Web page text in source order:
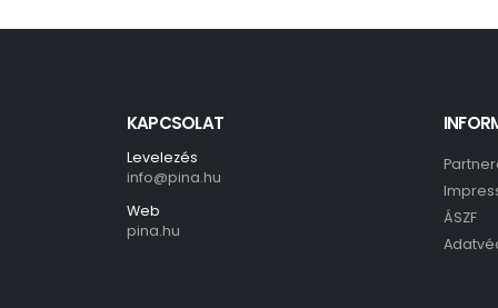
KAPCSOLAT
Levelezés
info@pina.hu
Web
pina.hu
ÁSZF